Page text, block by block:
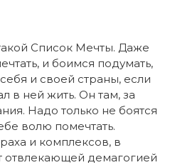
Список Мечты. Даже
и боимся подумать,
и своей страны, если
в ней жить. Он там, за
Надо только не боятся
волю помечтать.
и комплексов, в
отвлекающей демагогией